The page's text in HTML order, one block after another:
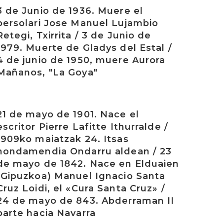
de Junio de 1936. Muere el
Jose Manuel Lujambio
Txirrita / 3 de Junio de
Muerte de Gladys del Estal /
de junio de 1950, muere Aurora
"La Goya"
de mayo de 1901. Nace el
Pierre Lafitte Ithurralde /
maiatzak 24. Itsas
Ondarru aldean / 23
mayo de 1842. Nace en Elduaien
Manuel Ignacio Santa
Loidi, el «Cura Santa Cruz» /
de mayo de 843. Abderraman II
hacia Navarra